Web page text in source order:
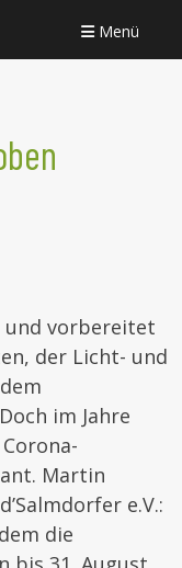
Menü
vorbereitet
der Licht- und
im Jahre
Martin
e.V.:
die